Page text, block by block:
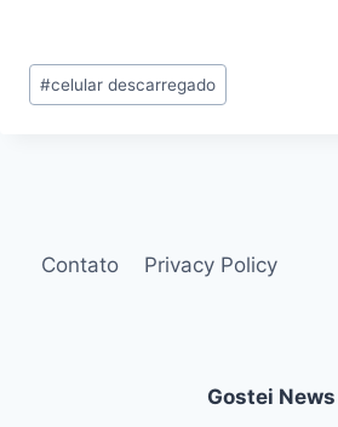
Tags
do
#celular descarregado
Contato Privacy Policy
Gostei News